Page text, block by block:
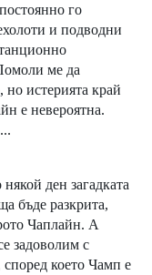
го
и подводни
ме да
истерията край
е невероятна.
ден загадката
бъде разкрита,
Чаплайн. А
задоволим с
което Чамп е